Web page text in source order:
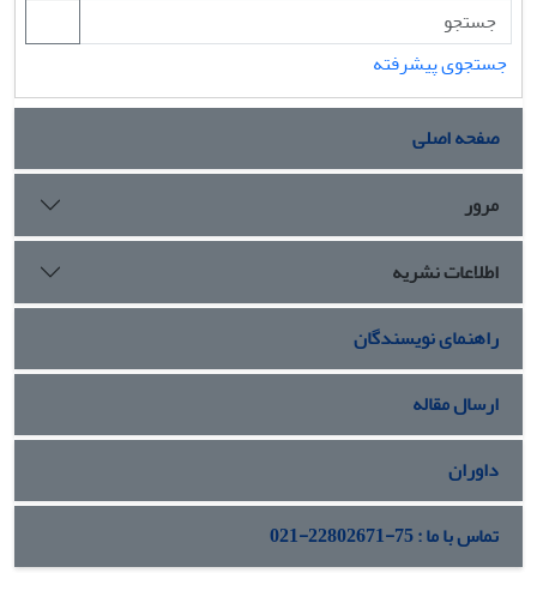
جستجوی پیشرفته
صفحه اصلی
مرور
اطلاعات نشریه
راهنمای نویسندگان
ارسال مقاله
داوران
تماس با ما : 75-22802671-021